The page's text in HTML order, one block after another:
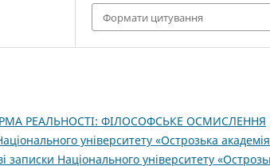
Формати цитування
РЕАЛЬНОСТІ: ФІЛОСОФСЬКЕ ОСМИСЛЕННЯ
університету «Острозька
Національного університету